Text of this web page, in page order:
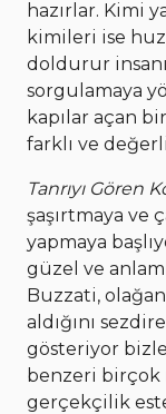
hazırlar. Kimi
kimileri ise
doldurur
sorgulamaya
kapılar açan
farklı ve
Tanrıyı Gören
şaşırtmaya ve
yapmaya
güzel ve
Buzzati,
aldığını
gösteriyor
benzeri birçok
gerçekçilik